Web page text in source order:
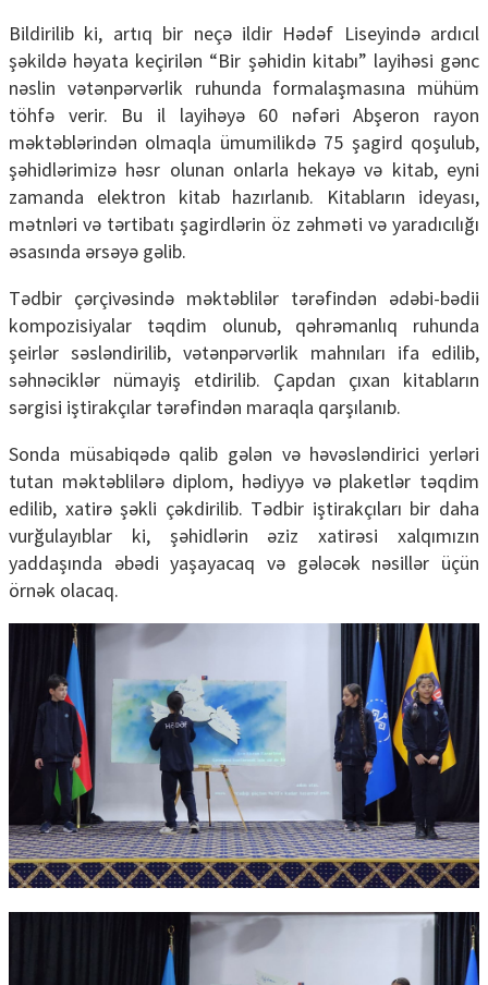
Bildirilib ki, artıq bir neçə ildir Hədəf Liseyində ardıcıl
şəkildə həyata keçirilən “Bir şəhidin kitabı” layihəsi gənc
nəslin vətənpərvərlik ruhunda formalaşmasına mühüm
töhfə verir. Bu il layihəyə 60 nəfəri Abşeron rayon
məktəblərindən olmaqla ümumilikdə 75 şagird qoşulub,
şəhidlərimizə həsr olunan onlarla hekayə və kitab, eyni
zamanda elektron kitab hazırlanıb. Kitabların ideyası,
mətnləri və tərtibatı şagirdlərin öz zəhməti və yaradıcılığı
əsasında ərsəyə gəlib.
Tədbir çərçivəsində məktəblilər tərəfindən ədəbi-bədii
kompozisiyalar təqdim olunub, qəhrəmanlıq ruhunda
şeirlər səsləndirilib, vətənpərvərlik mahnıları ifa edilib,
səhnəciklər nümayiş etdirilib. Çapdan çıxan kitabların
sərgisi iştirakçılar tərəfindən maraqla qarşılanıb.
Sonda müsabiqədə qalib gələn və həvəsləndirici yerləri
tutan məktəblilərə diplom, hədiyyə və plaketlər təqdim
edilib, xatirə şəkli çəkdirilib. Tədbir iştirakçıları bir daha
vurğulayıblar ki, şəhidlərin əziz xatirəsi xalqımızın
yaddaşında əbədi yaşayacaq və gələcək nəsillər üçün
örnək olacaq.